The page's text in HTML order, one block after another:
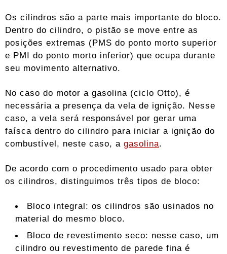
Os cilindros são a parte mais importante do bloco.
Dentro do cilindro, o pistão se move entre as
posições extremas (PMS do ponto morto superior
e PMI do ponto morto inferior) que ocupa durante
seu movimento alternativo.
No caso do motor a gasolina (ciclo Otto), é
necessária a presença da vela de ignição. Nesse
caso, a vela será responsável por gerar uma
faísca dentro do cilindro para iniciar a ignição do
combustível, neste caso, a gasolina.
De acordo com o procedimento usado para obter
os cilindros, distinguimos três tipos de bloco:
Bloco integral: os cilindros são usinados no
material do mesmo bloco.
Bloco de revestimento seco: nesse caso, um
cilindro ou revestimento de parede fina é